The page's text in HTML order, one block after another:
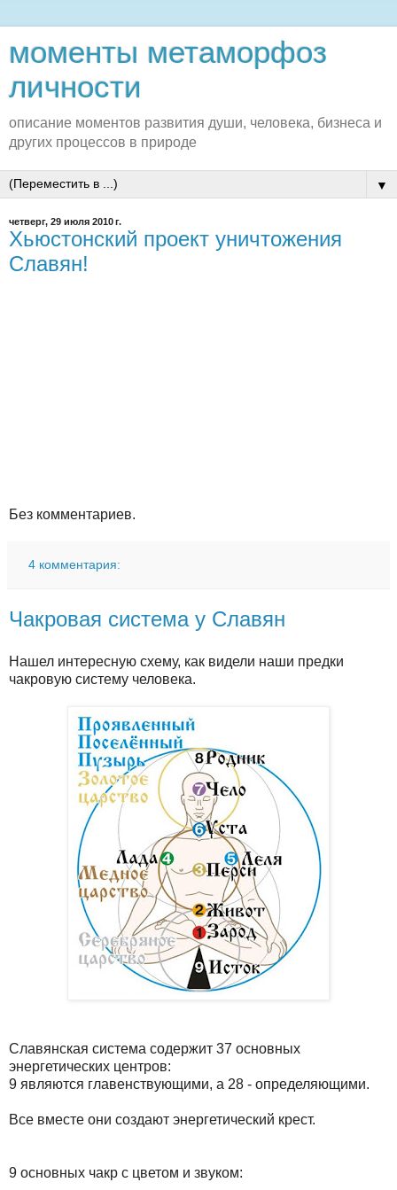
моменты метаморфоз
личности
описание моментов развития души, человека, бизнеса и
других процессов в природе
▼
четверг, 29 июля 2010 г.
Хьюстонский проект уничтожения
Славян!
Без комментариев.
4 комментария:
Чакровая система у Славян
Нашел интересную схему, как видели наши предки
чакровую систему человека.
Славянская система содержит 37 основных
энергетических центров:
9 являются главенствующими, а 28 - определяющими.
Все вместе они создают энергетический крест.
9 основных чакр с цветом и звуком: